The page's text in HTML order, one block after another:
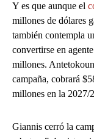
Y es que aunque el
millones de dólares
también contempla
convertirse en
millones.
campaña, cobrará
millones en la 2027/
Giannis cerró la